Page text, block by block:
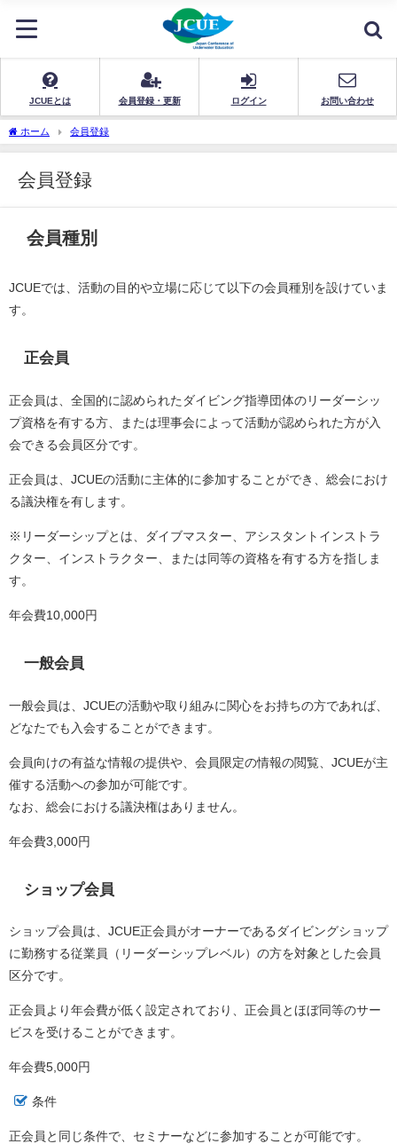
JCUEとは 会員登録・更新 ログイン お問い合わせ
ホーム 会員登録
会員登録
会員種別
JCUEでは、活動の目的や立場に応じて以下の会員種別を設けていま
す。
正会員
正会員は、全国的に認められたダイビング指導団体のリーダーシッ
プ資格を有する方、または理事会によって活動が認められた方が入
会できる会員区分です。
正会員は、JCUEの活動に主体的に参加することができ、総会におけ
る議決権を有します。
※リーダーシップとは、ダイブマスター、アシスタントインストラ
クター、インストラクター、または同等の資格を有する方を指しま
す。
年会費10,000円
一般会員
一般会員は、JCUEの活動や取り組みに関心をお持ちの方であれば、
どなたでも入会することができます。
会員向けの有益な情報の提供や、会員限定の情報の閲覧、JCUEが主
催する活動への参加が可能です。
なお、総会における議決権はありません。
年会費3,000円
ショップ会員
ショップ会員は、JCUE正会員がオーナーであるダイビングショップ
に勤務する従業員（リーダーシップレベル）の方を対象とした会員
区分です。
正会員より年会費が低く設定されており、正会員とほぼ同等のサー
ビスを受けることができます。
年会費5,000円
条件
正会員と同じ条件で、セミナーなどに参加することが可能です。